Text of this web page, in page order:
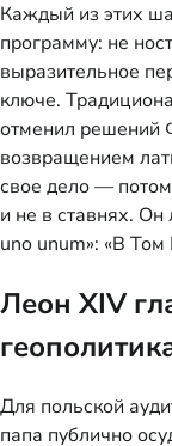
Каждый из этих
программу: не
выразительное
ключе.
отменил решений
возвращением
свое дело —
и не в ставнях.
uno unum»: «В
Леон XIV
Для польской
папа публично